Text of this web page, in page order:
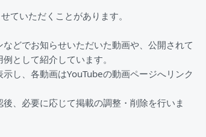
ていただくことがあります。
どでお知らせいただいた動画や、公開されて
として紹介しています。
し、各動画はYouTubeの動画ページへリンク
、必要に応じて掲載の調整・削除を行いま